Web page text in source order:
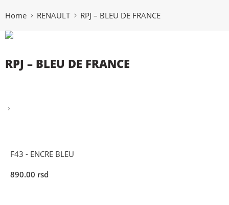
Home RENAULT RPJ – BLEU DE FRANCE
RPJ – BLEU DE FRANCE
F43 - ENCRE BLEU
890.00 rsd